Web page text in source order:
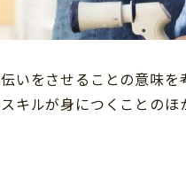
いをさせることの意味を
キルが身につくことの